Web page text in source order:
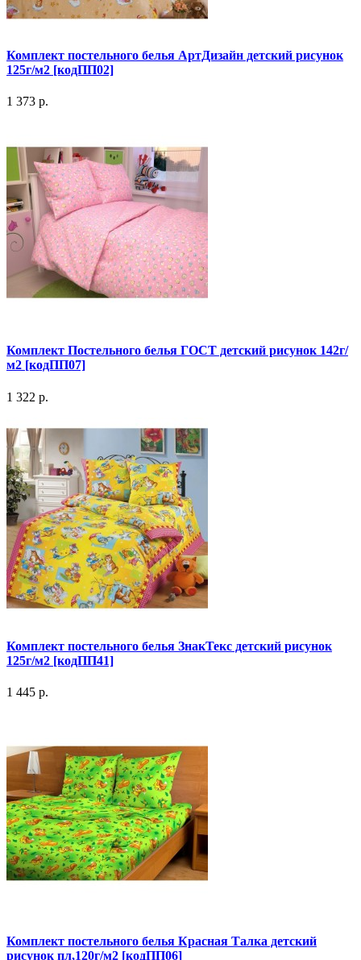
Комплект постельного белья АртДизайн детский рисунок
125г/м2 [кодПП02]
1 373 р.
Комплект Постельного белья ГОСТ детский рисунок 142г/
м2 [кодПП07]
1 322 р.
Комплект постельного белья ЗнакТекс детский рисунок
125г/м2 [кодПП41]
1 445 р.
Комплект постельного белья Красная Талка детский
рисунок пл,120г/м2 [кодПП06]